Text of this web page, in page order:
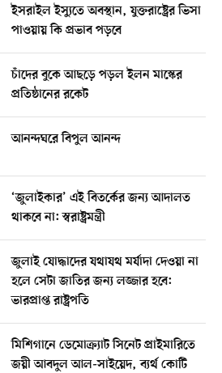
ইসরাইল ইস্যুতে অবস্থান, যুক্তরাষ্ট্রের ভিসা
পাওয়ায় কি প্রভাব পড়বে
চাঁদের বুকে আছড়ে পড়ল ইলন মাস্কের
প্রতিষ্ঠানের রকেট
আনন্দঘরে বিপুল আনন্দ
‘জুলাইকার’ এই বিতর্কের জন্য আদালত
থাকবে না: স্বরাষ্ট্রমন্ত্রী
জুলাই যোদ্ধাদের যথাযথ মর্যাদা দেওয়া না
হলে সেটা জাতির জন্য লজ্জার হবে:
ভারপ্রাপ্ত রাষ্ট্রপতি
মিশিগানে ডেমোক্র্যাট সিনেট প্রাইমারিতে
জয়ী আবদুল আল-সাইয়েদ, ব্যর্থ কোটি